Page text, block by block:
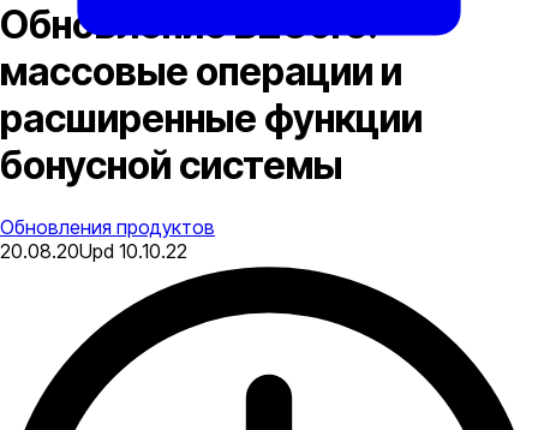
Обновление B2Core:
массовые операции и
расширенные функции
бонусной системы
Обновления продуктов
20.08.20Upd 10.10.22